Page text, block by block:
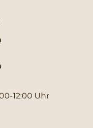
12:00 Uhr